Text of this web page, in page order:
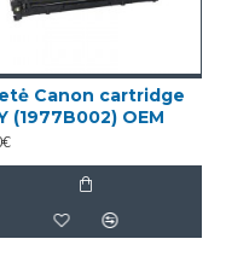
Canon cartridge
(1977B002) OEM